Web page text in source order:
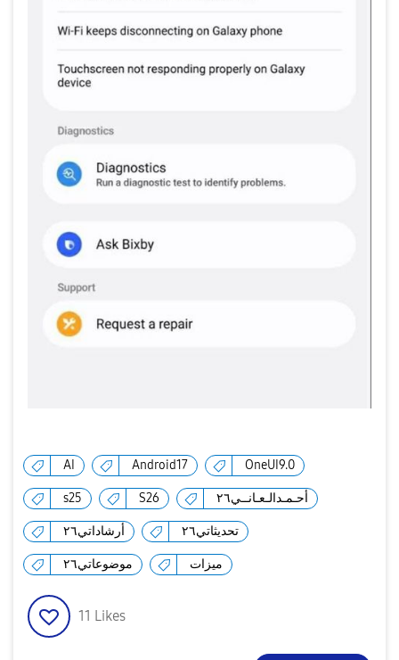
AI Android17 OneUI9.0
s25 S26 أحـمـدالـعـانــي٢٦
أرشاداتي٢٦ تحديثاتي٢٦
موضوعاتي٢٦ ميزات
11 Likes